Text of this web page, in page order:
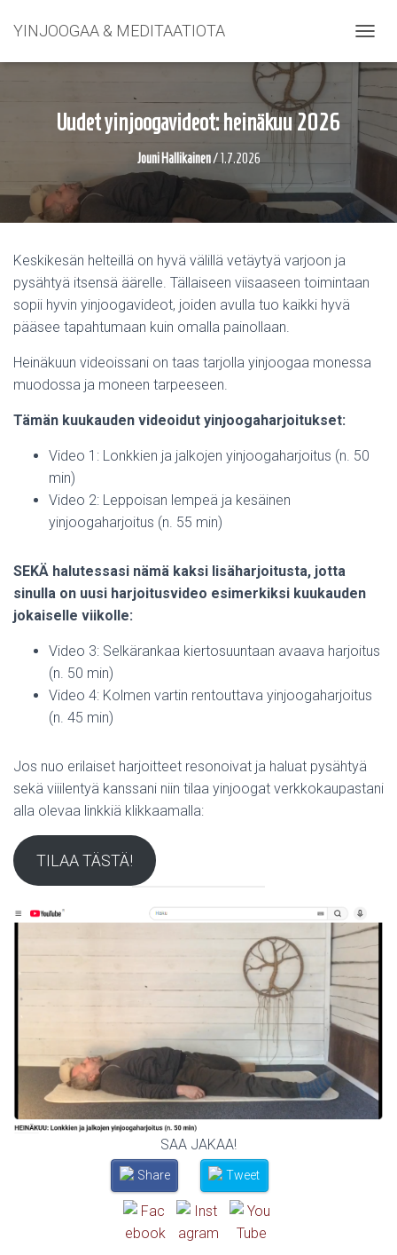
YINJOOGAA & MEDITAATIOTA
Uudet yinjoogavideot: heinäkuu 2026
Jouni Hallikainen/1.7.2026
Keskikesän helteillä on hyvä välillä vetäytyä varjoon ja
pysähtyä itsensä äärelle. Tällaiseen viisaaseen toimintaan
sopii hyvin yinjoogavideot, joiden avulla tuo kaikki hyvä
pääsee tapahtumaan kuin omalla painollaan.
Heinäkuun videoissani on taas tarjolla yinjoogaa monessa
muodossa ja moneen tarpeeseen.
Tämän kuukauden videoidut yinjoogaharjoitukset:
Video 1: Lonkkien ja jalkojen yinjoogaharjoitus (n. 50
min)
Video 2: Leppoisan lempeä ja kesäinen
yinjoogaharjoitus (n. 55 min)
SEKÄ halutessasi nämä kaksi lisäharjoitusta, jotta
sinulla on uusi harjoitusvideo esimerkiksi kuukauden
jokaiselle viikolle:
Video 3: Selkärankaa kiertosuuntaan avaava harjoitus
(n. 50 min)
Video 4: Kolmen vartin rentouttava yinjoogaharjoitus
(n. 45 min)
Jos nuo erilaiset harjoitteet resonoivat ja haluat pysähtyä
sekä viiilentyä kanssani niin tilaa yinjoogat verkkokaupastani
alla olevaa linkkiä klikkaamalla:
TILAA TÄSTÄ!
SAA JAKAA!
Share Tweet